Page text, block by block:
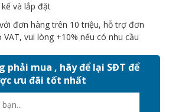
và lắp đặt
đơn hàng trên 10 triệu, hỗ trợ đơn
vui lòng +10% nếu có nhu cầu
phải mua , hãy để lại SĐT để
ưu đãi tốt nhất